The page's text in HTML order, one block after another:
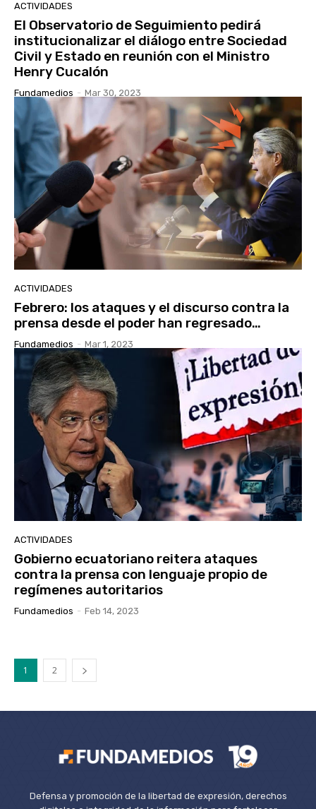
ACTIVIDADES
El Observatorio de Seguimiento pedirá
institucionalizar el diálogo entre Sociedad
Civil y Estado en reunión con el Ministro
Henry Cucalón
Fundamedios - Mar 30, 2023
ACTIVIDADES
Febrero: los ataques y el discurso contra la
prensa desde el poder han regresado…
Fundamedios - Mar 1, 2023
ACTIVIDADES
Gobierno ecuatoriano reitera ataques
contra la prensa con lenguaje propio de
regímenes autoritarios
Fundamedios - Feb 14, 2023
1 2
Defensa y promoción de la libertad de expresión, derechos